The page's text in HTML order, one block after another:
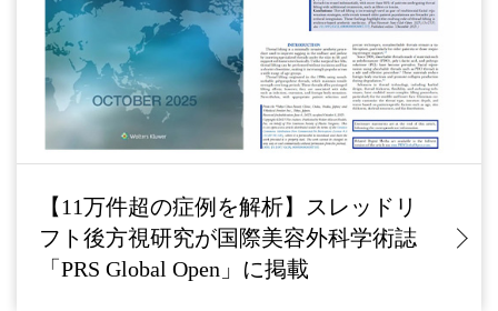
【11万件超の症例を解析】スレッドリ
フト後方視研究が国際美容外科学術誌
「PRS Global Open」に掲載